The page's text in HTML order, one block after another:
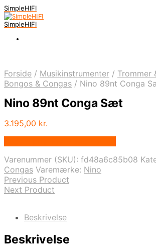
SimpleHIFI
SimpleHIFI
Forside / Musikinstrumenter / Trommer
Bongos & Congas / Nino 89nt Conga
Nino 89nt Conga Sæt
3.195,00 kr.
Varenummer (SKU): fd48a6c85b08
Congas Varemærke: Nino
Previous Product
Next Product
Beskrivelse
Beskrivelse